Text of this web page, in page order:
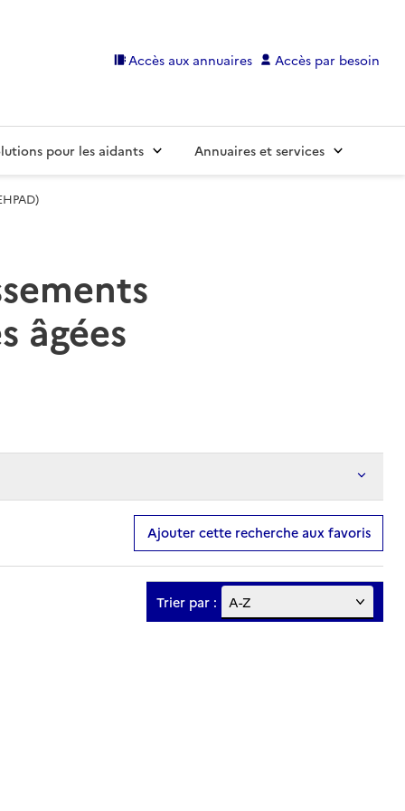
Accès aux annuaires Accès par besoin
pour les aidants Annuaires et services
âgées
Ajouter cette recherche aux favoris
Trier par :